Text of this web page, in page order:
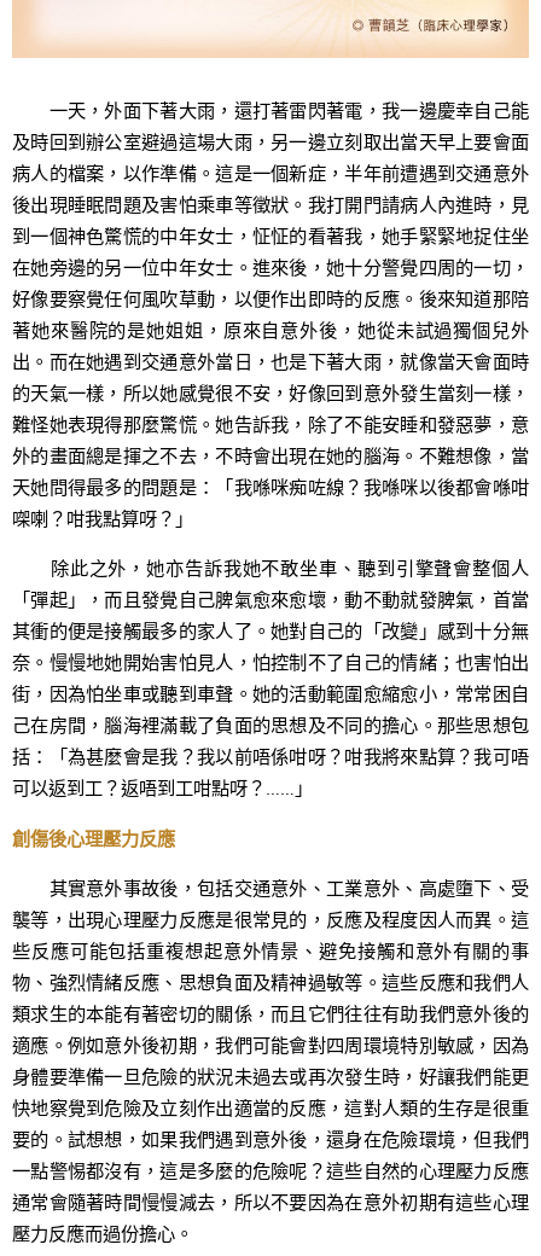
一天，外面下著大雨，還打著雷閃著電，我一邊慶幸自己能
及時回到辦公室避過這場大雨，另一邊立刻取出當天早上要會面
病人的檔案，以作準備。這是一個新症，半年前遭遇到交通意外
後出現睡眠問題及害怕乘車等徵狀。我打開門請病人內進時，見
到一個神色驚慌的中年女士，怔怔的看著我，她手緊緊地捉住坐
在她旁邊的另一位中年女士。進來後，她十分警覺四周的一切，
好像要察覺任何風吹草動，以便作出即時的反應。後來知道那陪
著她來醫院的是她姐姐，原來自意外後，她從未試過獨個兒外
出。而在她遇到交通意外當日，也是下著大雨，就像當天會面時
的天氣一樣，所以她感覺很不安，好像回到意外發生當刻一樣，
難怪她表現得那麼驚慌。她告訴我，除了不能安睡和發惡夢，意
外的畫面總是揮之不去，不時會出現在她的腦海。不難想像，當
天她問得最多的問題是：「我喺咪痴咗線？我喺咪以後都會喺咁
㗎喇？咁我點算呀？」
除此之外，她亦告訴我她不敢坐車、聽到引擎聲會整個人
「彈起」，而且發覺自己脾氣愈來愈壞，動不動就發脾氣，首當
其衝的便是接觸最多的家人了。她對自己的「改變」感到十分無
奈。慢慢地她開始害怕見人，怕控制不了自己的情緒；也害怕出
街，因為怕坐車或聽到車聲。她的活動範圍愈縮愈小，常常困自
己在房間，腦海裡滿載了負面的思想及不同的擔心。那些思想包
括：「為甚麼會是我？我以前唔係咁呀？咁我將來點算？我可唔
可以返到工？返唔到工咁點呀？……」
創傷後心理壓力反應
其實意外事故後，包括交通意外、工業意外、高處墮下、受
襲等，出現心理壓力反應是很常見的，反應及程度因人而異。這
些反應可能包括重複想起意外情景、避免接觸和意外有關的事
物、強烈情緒反應、思想負面及精神過敏等。這些反應和我們人
類求生的本能有著密切的關係，而且它們往往有助我們意外後的
適應。例如意外後初期，我們可能會對四周環境特別敏感，因為
身體要準備一旦危險的狀況未過去或再次發生時，好讓我們能更
快地察覺到危險及立刻作出適當的反應，這對人類的生存是很重
要的。試想想，如果我們遇到意外後，還身在危險環境，但我們
一點警惕都沒有，這是多麼的危險呢？這些自然的心理壓力反應
通常會隨著時間慢慢減去，所以不要因為在意外初期有這些心理
壓力反應而過份擔心。